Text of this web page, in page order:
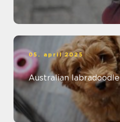
05. april 2025
Australian labradoodle